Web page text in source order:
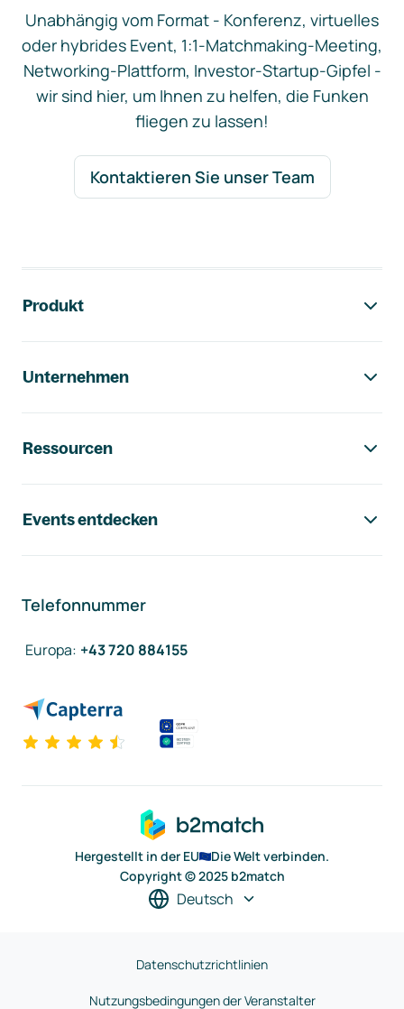
Unabhängig vom Format - Konferenz, virtuelles
oder hybrides Event, 1:1-Matchmaking-Meeting,
Networking-Plattform, Investor-Startup-Gipfel -
wir sind hier, um Ihnen zu helfen, die Funken
fliegen zu lassen!
Kontaktieren Sie unser Team
Produkt
Unternehmen
Ressourcen
Events entdecken
Telefonnummer
Europa: +43 720 884155
Hergestellt in der EU
Die Welt verbinden.
Copyright © 2025 b2match
Deutsch
Datenschutzrichtlinien
Nutzungsbedingungen der Veranstalter